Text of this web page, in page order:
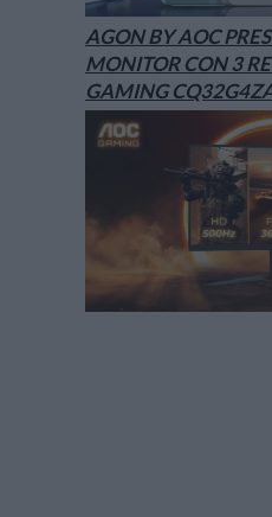
AGON BY AOC
MONITOR CON 3
GAMING